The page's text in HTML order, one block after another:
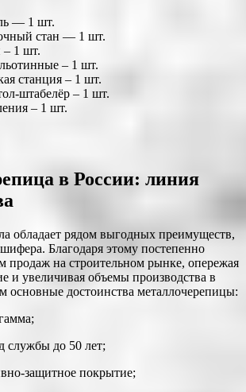
— 1 шт.
стан — 1 шт.
– 1 шт.
– 1 шт.
станция – 1 шт.
штабелёр – 1 шт.
– 1 шт.
в России: линия
обладает рядом выгодных преимуществ,
Благодаря этому постепенно
продаж на строительном рынке, опережая
и увеличивая объемы производства в
основные достоинства металлочерепицы:
службы до 50 лет;
защитное покрытие;